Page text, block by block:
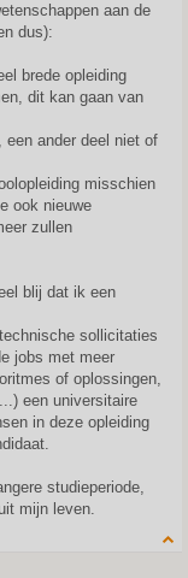
aan de
dus):
brede opleiding
dit kan gaan van
een ander deel niet of
misschien
ook nieuwe
zullen
blij dat ik een
sollicitaties
jobs met meer
of oplossingen,
een universitaire
in deze opleiding
studieperiode,
mijn leven.